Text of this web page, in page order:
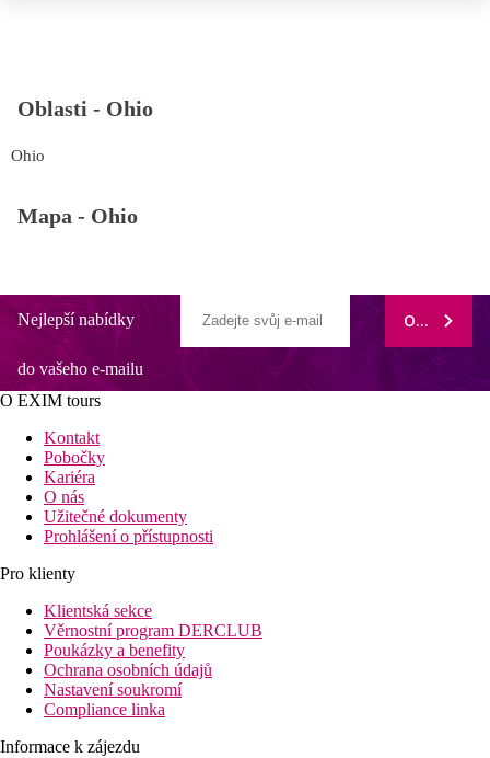
Oblasti - Ohio
Ohio
Mapa - Ohio
Nejlepší nabídky
do vašeho e-mailu
ODEBÍRAT
O EXIM tours
Kontakt
Pobočky
Kariéra
O nás
Užitečné dokumenty
Prohlášení o přístupnosti
Pro klienty
Klientská sekce
Věrnostní program DERCLUB
Poukázky a benefity
Ochrana osobních údajů
Nastavení soukromí
Compliance linka
Informace k zájezdu